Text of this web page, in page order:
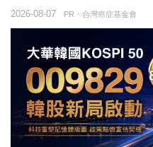
PR・台灣癌症基金會
2026-08-07